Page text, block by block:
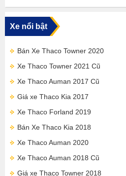
Xe nổi bật
Bán Xe Thaco Towner 2020
Xe Thaco Towner 2021 Cũ
Xe Thaco Auman 2017 Cũ
Giá xe Thaco Kia 2017
Xe Thaco Forland 2019
Bán Xe Thaco Kia 2018
Xe Thaco Auman 2020
Xe Thaco Auman 2018 Cũ
Giá xe Thaco Towner 2018